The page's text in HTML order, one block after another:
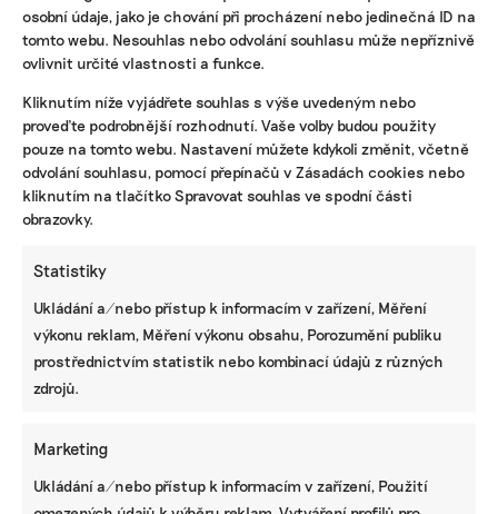
osobní údaje, jako je chování při procházení nebo jedinečná ID na
tomto webu. Nesouhlas nebo odvolání souhlasu může nepříznivě
ovlivnit určité vlastnosti a funkce.
Kliknutím níže vyjádřete souhlas s výše uvedeným nebo
proveďte podrobnější rozhodnutí. Vaše volby budou použity
pouze na tomto webu. Nastavení můžete kdykoli změnit, včetně
odvolání souhlasu, pomocí přepínačů v Zásadách cookies nebo
kliknutím na tlačítko Spravovat souhlas ve spodní části
obrazovky.
Statistiky
Ukládání a/nebo přístup k informacím v zařízení, Měření
výkonu reklam, Měření výkonu obsahu, Porozumění publiku
prostřednictvím statistik nebo kombinací údajů z různých
zdrojů.
Marketing
Ukládání a/nebo přístup k informacím v zařízení, Použití
KOMERČNÍ SDĚLENÍ
Udržitelnost, umění i komunitní sdílení.
Festival Týká se to také tebe v Uherském
Hradišti startuje tento týden
její hodnotu, říká expertka